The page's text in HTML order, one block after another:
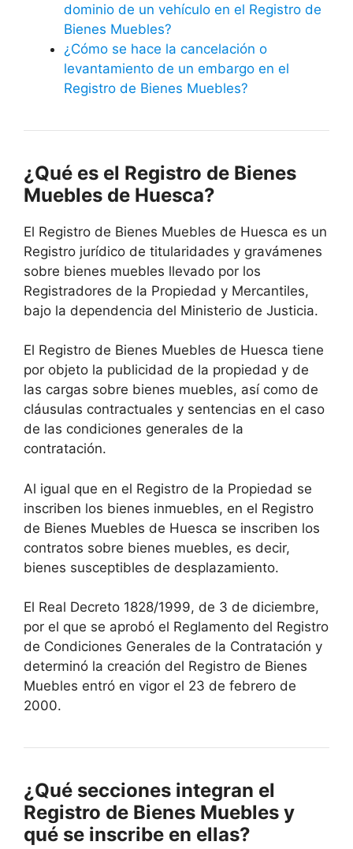
dominio de un vehículo en el Registro de
Bienes Muebles?
¿Cómo se hace la cancelación o
levantamiento de un embargo en el
Registro de Bienes Muebles?
¿Qué es el Registro de Bienes
Muebles de Huesca?
El Registro de Bienes Muebles de Huesca es un
Registro jurídico de titularidades y gravámenes
sobre bienes muebles llevado por los
Registradores de la Propiedad y Mercantiles,
bajo la dependencia del Ministerio de Justicia.
El Registro de Bienes Muebles de Huesca tiene
por objeto la publicidad de la propiedad y de
las cargas sobre bienes muebles, así como de
cláusulas contractuales y sentencias en el caso
de las condiciones generales de la
contratación.
Al igual que en el Registro de la Propiedad se
inscriben los bienes inmuebles, en el Registro
de Bienes Muebles de Huesca se inscriben los
contratos sobre bienes muebles, es decir,
bienes susceptibles de desplazamiento.
El Real Decreto 1828/1999, de 3 de diciembre,
por el que se aprobó el Reglamento del Registro
de Condiciones Generales de la Contratación y
determinó la creación del Registro de Bienes
Muebles entró en vigor el 23 de febrero de
2000.
¿Qué secciones integran el
Registro de Bienes Muebles y
qué se inscribe en ellas?